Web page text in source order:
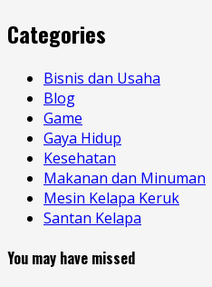
Categories
Bisnis dan Usaha
Blog
Game
Gaya Hidup
Kesehatan
Makanan dan Minuman
Mesin Kelapa Keruk
Santan Kelapa
You may have missed